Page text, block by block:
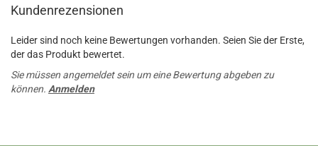
Kundenrezensionen
Leider sind noch keine Bewertungen vorhanden. Seien Sie der Erste,
der das Produkt bewertet.
Sie müssen angemeldet sein um eine Bewertung abgeben zu
können. Anmelden